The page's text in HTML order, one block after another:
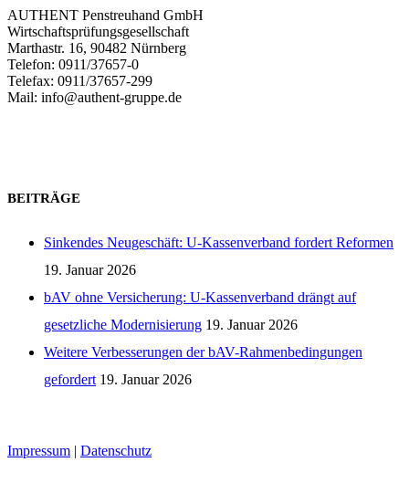
AUTHENT Penstreuhand GmbH
Wirtschaftsprüfungsgesellschaft
Marthastr. 16, 90482 Nürnberg
Telefon: 0911/37657-0
Telefax: 0911/37657-299
Mail: info@authent-gruppe.de
BEITRÄGE
Sinkendes Neugeschäft: U-Kassenverband fordert Reformen
19. Januar 2026
bAV ohne Versicherung: U-Kassenverband drängt auf
gesetzliche Modernisierung 19. Januar 2026
Weitere Verbesserungen der bAV-Rahmenbedingungen
gefordert 19. Januar 2026
Impressum | Datenschutz